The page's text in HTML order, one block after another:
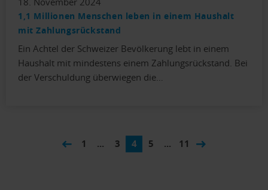
1,1 Millionen Menschen leben in einem Haushalt
mit Zahlungsrückstand
Ein Achtel der Schweizer Bevölkerung lebt in einem
Haushalt mit mindestens einem Zahlungsrückstand. Bei
der Verschuldung überwiegen die…
1 ... 3 4 5 ... 11